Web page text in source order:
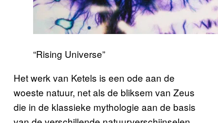
“Rising Universe”
Het werk van Ketels is een ode aan de
woeste natuur, net als de bliksem van Zeus
die in de klassieke mythologie aan de basis